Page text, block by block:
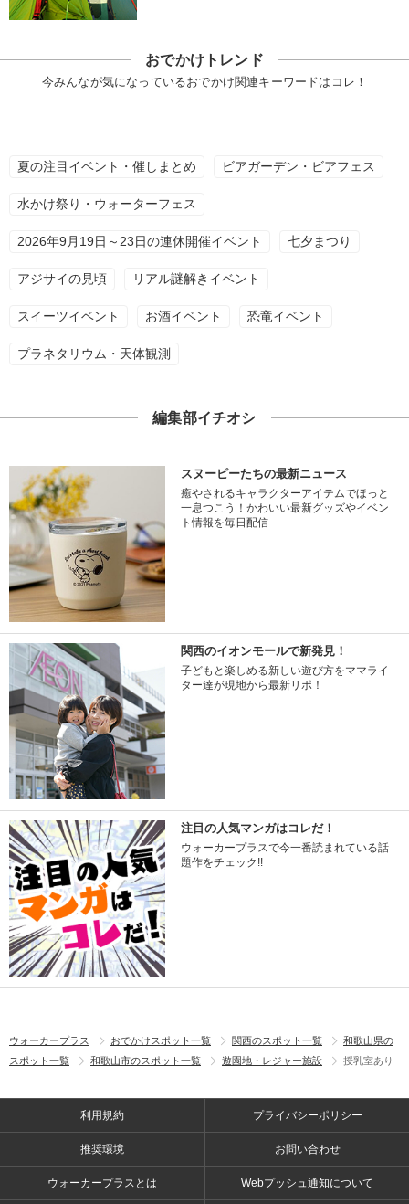
おでかけトレンド
今みんなが気になっているおでかけ関連キーワードはコレ！
夏の注目イベント・催しまとめ ビアガーデン・ビアフェス
水かけ祭り・ウォーターフェス
2026年9月19日～23日の連休開催イベント 七夕まつり
アジサイの見頃 リアル謎解きイベント
スイーツイベント お酒イベント 恐竜イベント
プラネタリウム・天体観測
編集部イチオシ
スヌーピーたちの最新ニュース
癒やされるキャラクターアイテムでほっと
一息つこう！かわいい最新グッズやイベン
ト情報を毎日配信
関西のイオンモールで新発見！
子どもと楽しめる新しい遊び方をママライ
ター達が現地から最新リポ！
注目の人気マンガはコレだ！
ウォーカープラスで今一番読まれている話
題作をチェック!!
ウォーカープラス おでかけスポット一覧 関西のスポット一覧
和歌山県の
スポット一覧
和歌山市のスポット一覧 遊園地・レジャー施設 授乳室あり
利用規約 プライバシーポリシー
推奨環境 お問い合わせ
ウォーカープラスとは Webプッシュ通知について